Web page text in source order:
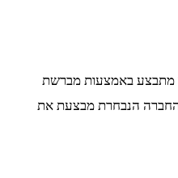
מתבצע באמצעות מברשת
החברה הנבחרת מבצעת את